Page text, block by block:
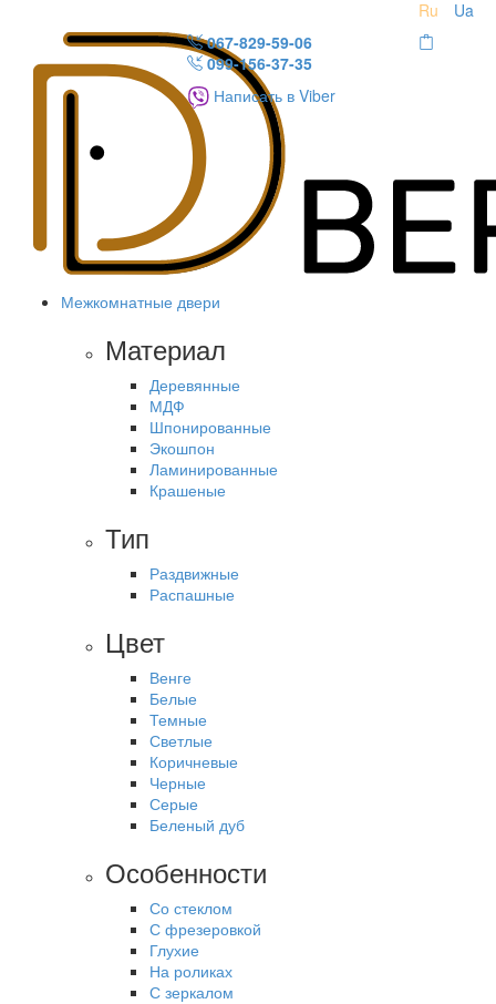
Ru
Ua
067-829-59-06
099-156-37-35
Написать в Viber
Межкомнатные двери
Материал
Деревянные
МДФ
Шпонированные
Экошпон
Ламинированные
Крашеные
Тип
Раздвижные
Распашные
Цвет
Венге
Белые
Темные
Светлые
Коричневые
Черные
Серые
Беленый дуб
Особенности
Со стеклом
С фрезеровкой
Глухие
На роликах
С зеркалом